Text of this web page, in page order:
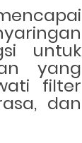
untuk
yang
filter
dan